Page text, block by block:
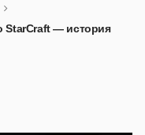
StarCraft — история